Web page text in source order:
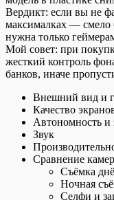
Вердикт: если вы не
максималках — смело
нужна только
Мой совет: при
жесткий контроль
банков, иначе
Внешний вид и
Качество
Автономность и
Звук
Сравнение камер
Съёмка
Ночная
Селфи и